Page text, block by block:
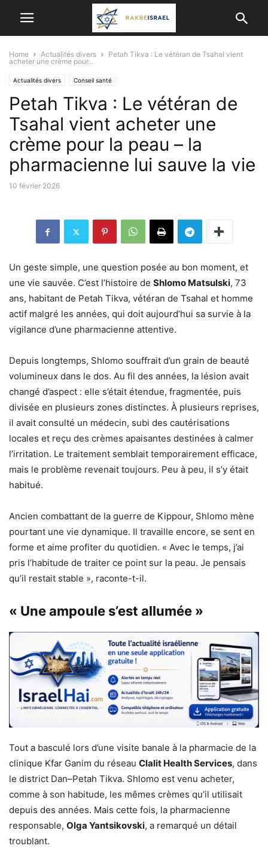
Home Actualités divers
Petah Tikva : Le vétéran de Tsahal vient
acheter une crème pour...
Actualités divers Conseil santé
Petah Tikva : Le vétéran de
Tsahal vient acheter une
crème pour la peau – la
pharmacienne lui sauve la vie
10 février 2026
Un geste simple, une question posée au bon moment, et
une vie sauvée. C’est l’histoire de Shlomo Matsulski, 73
ans, habitant de Petah Tikva, vétéran de Tsahal et homme
actif malgré les années, qui doit aujourd’hui sa survie à la
vigilance d’une pharmacienne attentive.
Depuis longtemps, Shlomo souffrait d’un grain de beauté
volumineux dans le dos. Au fil des années, la lésion avait
changé d’aspect : elle s’était étendue, fragmentée, puis
divisée en plusieurs zones distinctes. À plusieurs reprises,
il avait consulté un médecin, subi des cautérisations
locales et reçu des crèmes apaisantes destinées à calmer
l’irritation. Le traitement semblait temporairement efficace,
mais le problème revenait toujours. Peu à peu, il s’y était
habitué.
Ancien combattant de la guerre de Kippour, Shlomo mène
pourtant une vie dynamique. Il travaille encore, se sent en
forme et aime profiter du quotidien. « Avec le temps, j’ai
pris l’habitude de traiter ce point sur la peau. Je pensais
qu’il restait stable », raconte-t-il.
« Une ampoule s’est allumée »
Tout a basculé lors d’une visite banale à la pharmacie de la
clinique Kfar Ganim du réseau Clalit Health Services, dans
le district Dan–Petah Tikva. Shlomo est venu acheter,
comme à son habitude, les mêmes crèmes qu’il utilisait
depuis des années. Mais cette fois, la pharmacienne
responsable, Olga Yantsikovski, a remarqué un détail
troublant.